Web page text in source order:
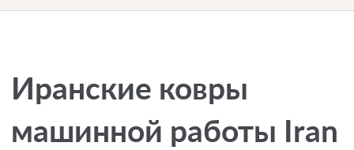
Иранские ковры
машинной работы Iran